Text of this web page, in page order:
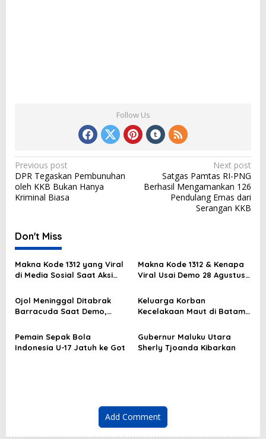
Follow Us
P
o
s
n
a
v
i
g
a
t
i
Previous post
DPR Tegaskan Pembunuhan
oleh KKB Bukan Hanya
Kriminal Biasa
Next post
Satgas Pamtas RI-PNG
Berhasil Mengamankan 126
Pendulang Emas dari
Serangan KKB
Don't Miss
Makna Kode 1312 yang Viral
di Media Sosial Saat Aksi
Makna Kode 1312 & Kenapa
Viral Usai Demo 28 Agustus
Ojol Meninggal Ditabrak
Barracuda Saat Demo,
Berduka
Keluarga Korban
Kecelakaan Maut di Batam
Pemain Sepak Bola
Indonesia U-17 Jatuh ke Got
Gubernur Maluku Utara
Sherly Tjoanda Kibarkan
Add Comment